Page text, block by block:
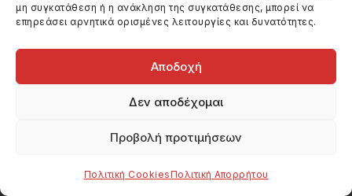
μη συγκατάθεση ή η ανάκληση της συγκατάθεσης, μπορεί να
επηρεάσει αρνητικά ορισμένες λειτουργίες και δυνατότητες.
Αποδοχή
Δεν αποδέχομαι
Προβολή προτιμήσεων
Πολιτική CookiesΠολιτική Απορρήτου
Ο ΠΑΡΑΧΑΡΑΚΤΗΣ